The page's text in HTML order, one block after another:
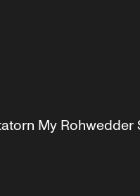
My